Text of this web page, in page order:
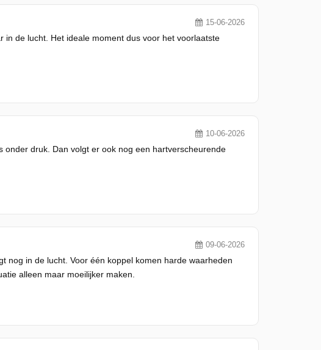
15-06-2026
de lucht. Het ideale moment dus voor het voorlaatste
10-06-2026
druk. Dan volgt er ook nog een hartverscheurende
09-06-2026
nog in de lucht. Voor één koppel komen harde waarheden
alleen maar moeilijker maken.